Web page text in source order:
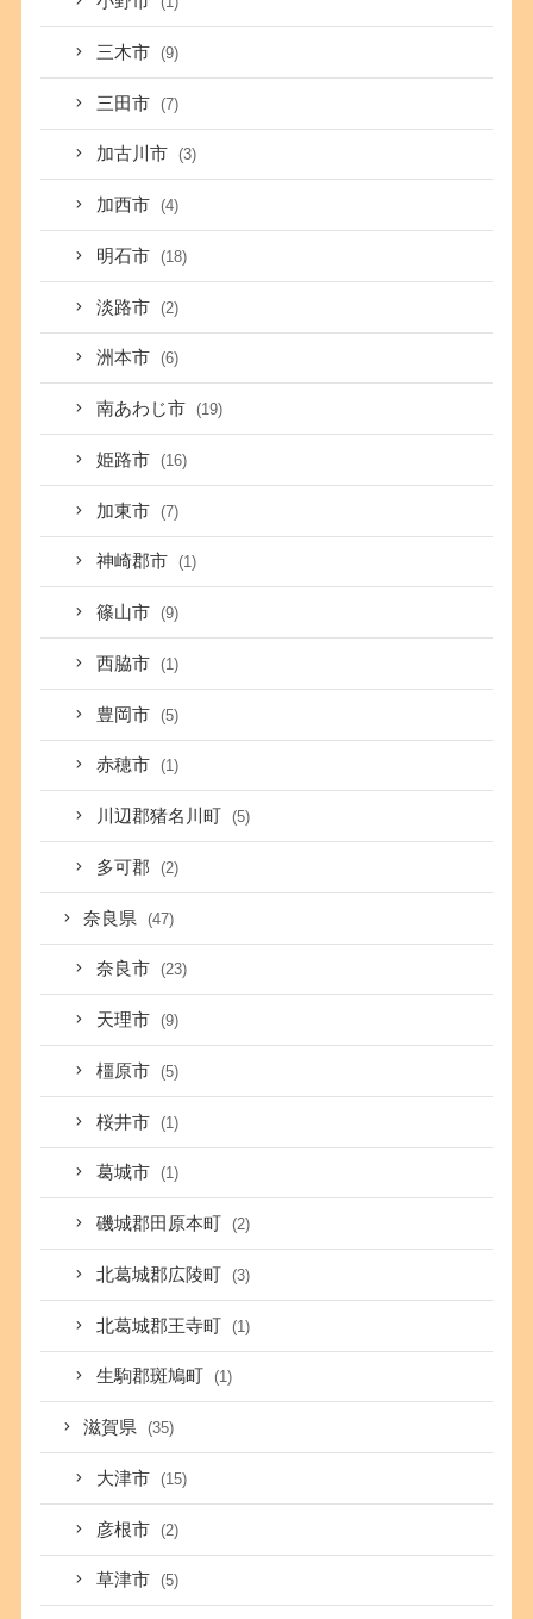
三木市 (9)
三田市 (7)
加古川市 (3)
加西市 (4)
明石市 (18)
淡路市 (2)
洲本市 (6)
南あわじ市 (19)
姫路市 (16)
加東市 (7)
神崎郡市 (1)
篠山市 (9)
西脇市 (1)
豊岡市 (5)
赤穂市 (1)
川辺郡猪名川町 (5)
多可郡 (2)
奈良県 (47)
奈良市 (23)
天理市 (9)
橿原市 (5)
桜井市 (1)
葛城市 (1)
磯城郡田原本町 (2)
北葛城郡広陵町 (3)
北葛城郡王寺町 (1)
生駒郡斑鳩町 (1)
滋賀県 (35)
大津市 (15)
彦根市 (2)
草津市 (5)